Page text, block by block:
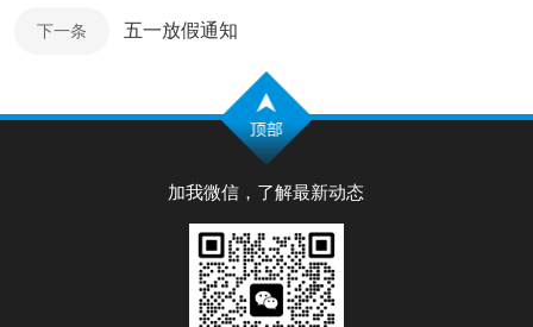
下一条 五一放假通知
加我微信，了解最新动态